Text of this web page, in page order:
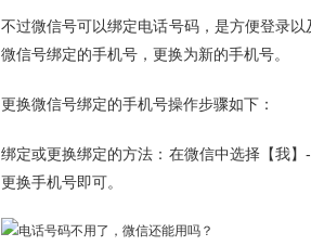
不过微信号可以绑定电话号码，是方便登录
微信号绑定的手机号，更换为新的手机号。
更换微信号绑定的手机号操作步骤如下：
绑定或更换绑定的方法：在微信中选择【我
更换手机号即可。